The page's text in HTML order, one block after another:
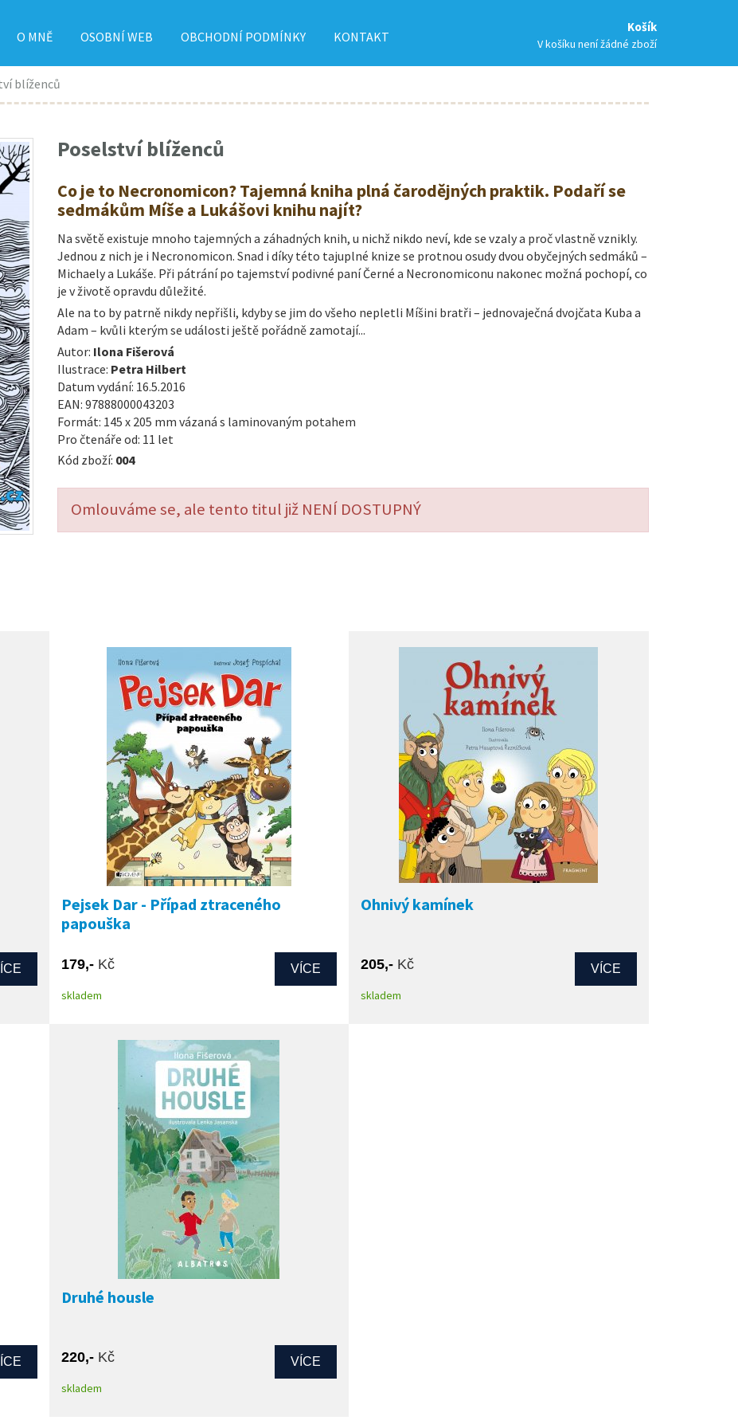
O MNĚ OSOBNÍ WEB OBCHODNÍ PODMÍNKY KONTAKT
Košík
V košíku není žádné zboží
blíženců
Poselství blíženců
Co je to Necronomicon? Tajemná kniha plná čarodějných praktik. Podaří se
sedmákům Míše a Lukášovi knihu najít?
Na světě existuje mnoho tajemných a záhadných knih, u nichž nikdo neví, kde se vzaly a proč vlastně vznikly.
Jednou z nich je i Necronomicon. Snad i díky této tajuplné knize se protnou osudy dvou obyčejných sedmáků –
Michaely a Lukáše. Při pátrání po tajemství podivné paní Černé a Necronomiconu nakonec možná pochopí, co
je v životě opravdu důležité.
Ale na to by patrně nikdy nepřišli, kdyby se jim do všeho nepletli Míšini bratři – jednovaječná dvojčata Kuba a
Adam – kvůli kterým se události ještě pořádně zamotají...
Autor: Ilona Fišerová
Ilustrace: Petra Hilbert
Datum vydání: 16.5.2016
EAN: 97888000043203
Formát: 145 x 205 mm vázaná s laminovaným potahem
Pro čtenáře od: 11 let
Kód zboží: 004
Omlouváme se, ale tento titul již NENÍ DOSTUPNÝ
Pejsek Dar - Případ ztraceného
papouška
179,- Kč VÍCE
skladem
Ohnivý kamínek
205,- Kč VÍCE
skladem
Druhé housle
220,- Kč VÍCE
skladem